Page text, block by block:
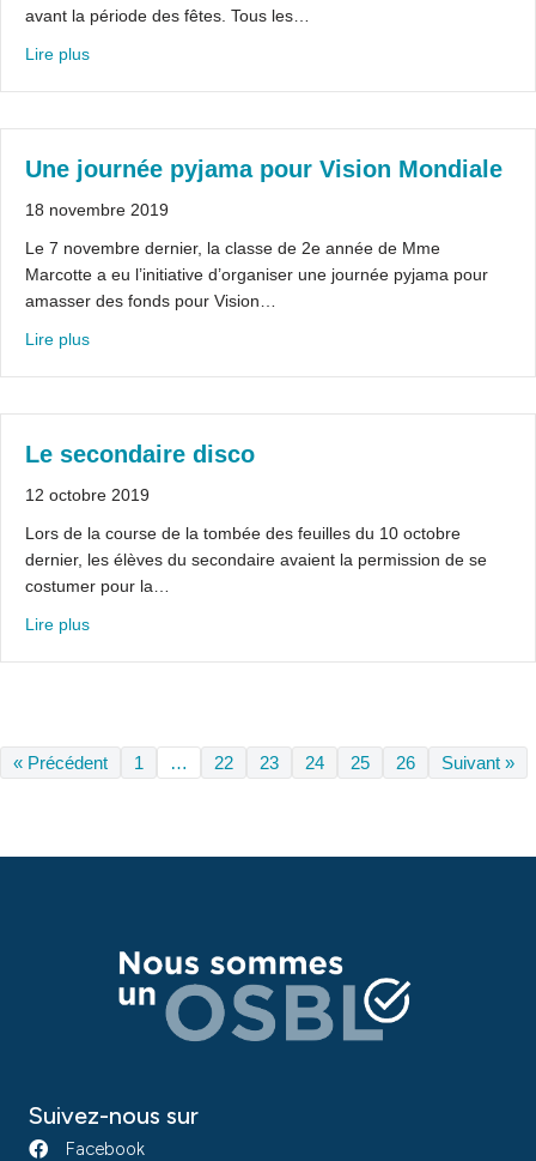
avant la période des fêtes. Tous les…
Lire plusabout Encan
Une journée pyjama pour Vision Mondiale
18 novembre 2019
Le 7 novembre dernier, la classe de 2e année de Mme
Marcotte a eu l’initiative d’organiser une journée pyjama pour
amasser des fonds pour Vision…
Lire plusabout Une journée pyjama pour Vision Mondiale
Le secondaire disco
12 octobre 2019
Lors de la course de la tombée des feuilles du 10 octobre
dernier, les élèves du secondaire avaient la permission de se
costumer pour la…
Lire plusabout Le secondaire disco
« Précédent 1 … 22 23 24 25 26 Suivant »
Suivez-nous sur
Facebook